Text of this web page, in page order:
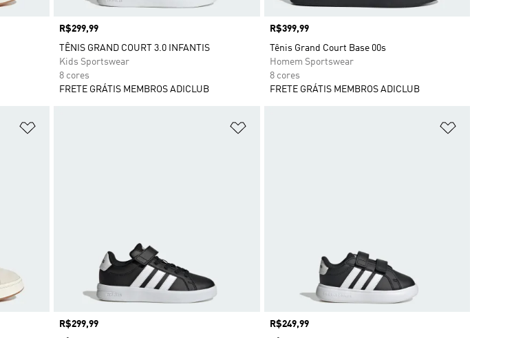
Preço
R$299,99
TÊNIS GRAND COURT 3.0 INFANTIS
Kids Sportswear
8 cores
FRETE GRÁTIS MEMBROS ADICLUB
Preço
R$399,99
Tênis Grand Court Base 00s
Homem Sportswear
8 cores
FRETE GRÁTIS MEMBROS ADICLUB
Preço
R$299,99
Preço
R$249,99